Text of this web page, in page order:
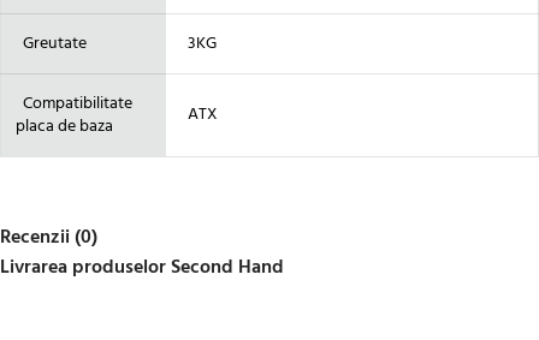
Greutate 3KG
Compatibilitate
placa de baza
ATX
Recenzii (0)
Livrarea produselor Second Hand